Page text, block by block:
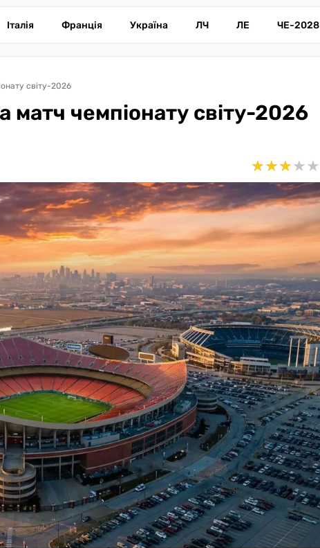
Італія Франція Україна ЛЧ ЛЕ ЧЕ-2028
світу-2026
матч чемпіонату світу-2026
★★★★★
★★★★★